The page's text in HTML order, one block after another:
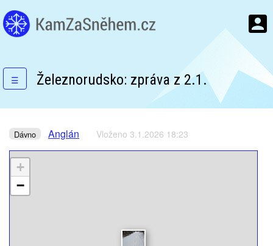
☰ Železnorudsko: zpráva z 2.1.
Dávno Anglán Vloženo 3.1.2026 18:23
+
−